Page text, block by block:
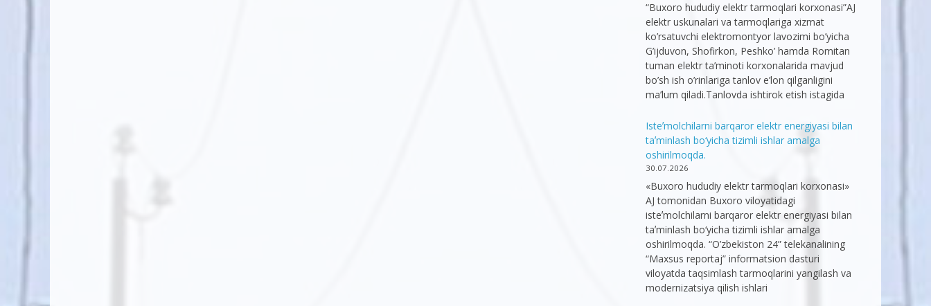
“Buxoro hududiy elektr tarmoqlari korxonasi”AJ
elektr uskunalari va tarmoqlariga xizmat
ko’rsatuvchi elektromontyor lavozimi bo’yicha
G’ijduvon, Shofirkon, Peshko’ hamda Romitan
tuman elektr ta’minoti korxonalarida mavjud
bo’sh ish o’rinlariga tanlov e’lon qilganligini
ma’lum qiladi.Tanlovda ishtirok etish istagida
Isteʼmolchilarni barqaror elektr energiyasi bilan
taʼminlash bo‘yicha tizimli ishlar amalga
oshirilmoqda.
30.07.2026
«Buxoro hududiy elektr tarmoqlari korxonasi»
AJ tomonidan Buxoro viloyatidagi
isteʼmolchilarni barqaror elektr energiyasi bilan
taʼminlash bo‘yicha tizimli ishlar amalga
oshirilmoqda. “O’zbekiston 24” telekanalining
“Maxsus reportaj” informatsion dasturi
viloyatda taqsimlash tarmoqlarini yangilash va
modernizatsiya qilish ishlari